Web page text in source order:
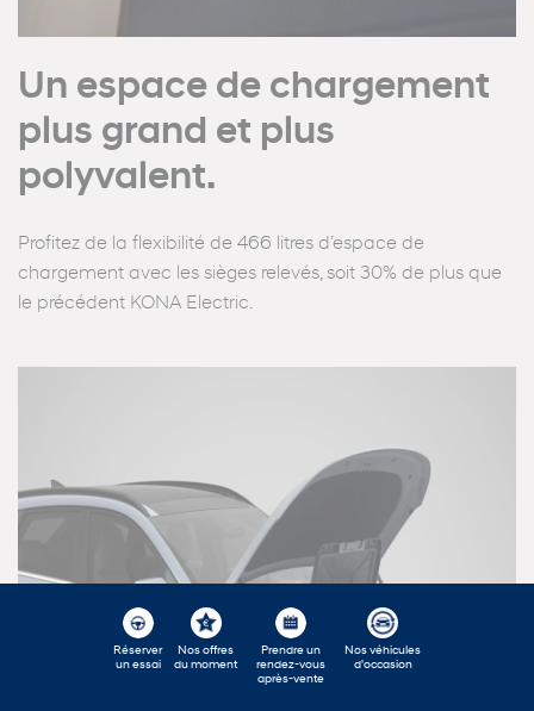
Un espace de chargement
plus grand et plus
polyvalent.
Profitez de la flexibilité de 466 litres d’espace de
chargement avec les sièges relevés, soit 30% de plus que
le précédent KONA Electric.
Réserver
un essai
Nos offres
du moment
Prendre un
rendez-vous
après-vente
Nos véhicules
d'occasion